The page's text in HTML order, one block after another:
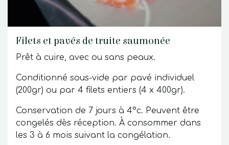
Filets et pavés de truite saumonée
Prêt à cuire, avec ou sans peaux.
Conditionné sous-vide par pavé individuel
(200gr) ou par 4 filets entiers (4 x 400gr).
Conservation de 7 jours à 4°c. Peuvent être
congelés dès réception. À consommer dans
les 3 à 6 mois suivant la congélation.